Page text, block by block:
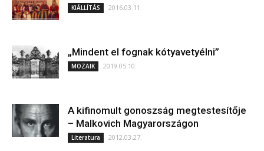
KIÁLLÍTÁS 2016.03.11.
„Mindent el fognak kótyavetyélni”
MOZAIK 2019.05.10.
A kifinomult gonoszság megtestesítője
– Malkovich Magyarországon
Literatura 2012.03.27.